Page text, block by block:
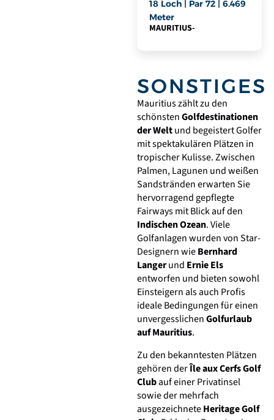
18 Loch | Par 72 | 6.469
Meter
MAURITIUS-
SONSTIGES
Mauritius zählt zu den
schönstenGolfdestinationen
der Weltund begeistert Golfer
mit spektakulären Plätzen in
tropischer Kulisse. Zwischen
Palmen, Lagunen und weißen
Sandstränden erwarten Sie
hervorragend gepflegte
Fairways mit Blick auf den
Indischen Ozean. Viele
Golfanlagen wurden von Star-
Designern wieBernhard
Langerund Ernie Els
entworfen und bieten sowohl
Einsteigern als auch Profis
ideale Bedingungen für einen
unvergesslichenGolfurlaub
auf Mauritius.
Zu den bekanntesten Plätzen
gehören derÎle aux Cerfs Golf
Clubauf einer Privatinsel
sowie der mehrfach
ausgezeichneteHeritage Golf